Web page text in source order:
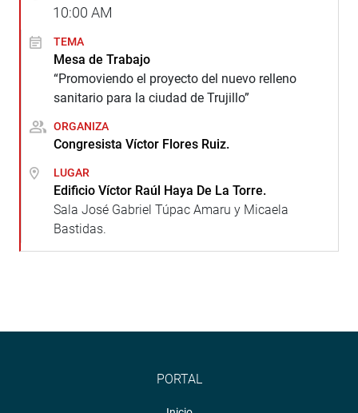
10:00 AM
TEMA
Mesa de Trabajo
“Promoviendo el proyecto del nuevo relleno
sanitario para la ciudad de Trujillo”
ORGANIZA
Congresista Víctor Flores Ruiz.
LUGAR
Edificio Víctor Raúl Haya De La Torre.
Sala José Gabriel Túpac Amaru y Micaela
Bastidas.
PORTAL